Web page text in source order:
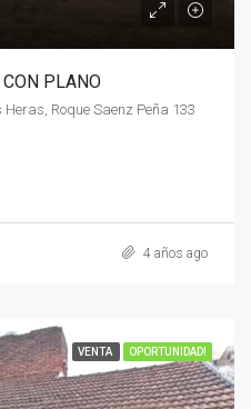
PLANO
Roque Saenz Peña 133
4 años ago
VENTA OPORTUNIDAD!